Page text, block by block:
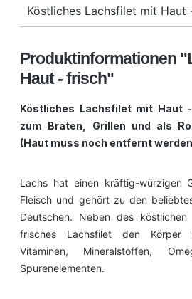
Köstliches Lachsfilet mit
Produktinformationen
Haut - frisch"
Köstliches Lachsfilet mit Haut
zum Braten, Grillen und als
(Haut muss noch entfernt
Lachs hat einen kräftig-würzigen
Fleisch und gehört zu den
Deutschen. Neben des köstlichen
frisches Lachsfilet den Körper
Vitaminen, Mineralstoffen,
Spurenelementen.